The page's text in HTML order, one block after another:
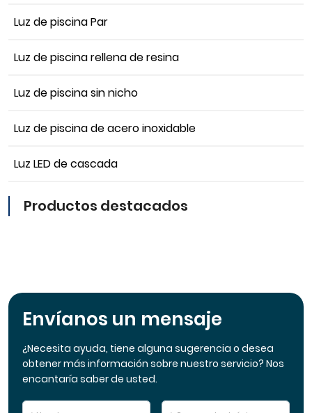
Luz de piscina Par
Luz de piscina rellena de resina
Luz de piscina sin nicho
Luz de piscina de acero inoxidable
Luz LED de cascada
Productos destacados
Envíanos un mensaje
¿Necesita ayuda, tiene alguna sugerencia o desea
obtener más información sobre nuestro servicio? Nos
encantaría saber de usted.